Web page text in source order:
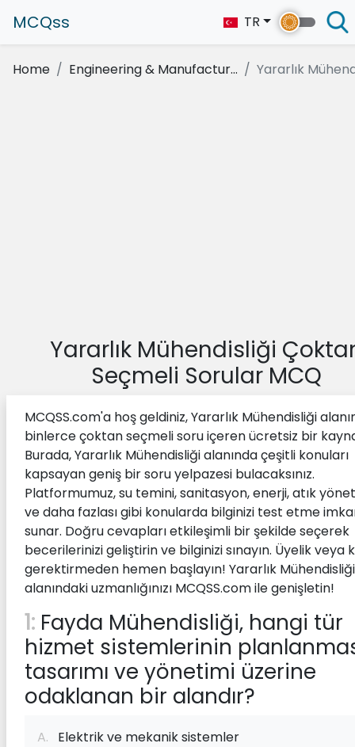
MCQss TR
Home Engineering & Manufactur... Yararlık
Yararlık Mühendisliği
Seçmeli Sorular MCQ
MCQSS.com'a hoş geldiniz, Yararlık Mühendisliği
binlerce çoktan seçmeli soru içeren ücretsiz bir
Burada, Yararlık Mühendisliği alanında çeşitli konuları
kapsayan geniş bir soru yelpazesi bulacaksınız.
Platformumuz, su temini, sanitasyon, enerji, atık
ve daha fazlası gibi konularda bilginizi test etme
sunar. Doğru cevapları etkileşimli bir şekilde seçerek
becerilerinizi geliştirin ve bilginizi sınayın. Üyelik veya
gerektirmeden hemen başlayın! Yararlık Mühendisliği
alanındaki uzmanlığınızı MCQSS.com ile genişletin!
1: Fayda Mühendisliği, hangi tür
hizmet sistemlerinin
tasarımı ve yönetimi üzerine
odaklanan bir alandır?
A. Elektrik ve mekanik sistemler